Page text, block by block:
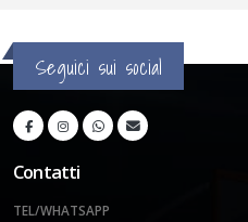
Seguici sui social
Contatti
TEL/WHATSAPP